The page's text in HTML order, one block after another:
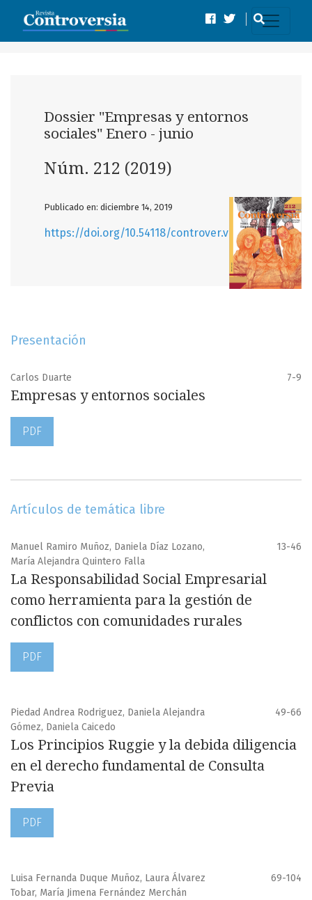
Núm. 212 (2019): Dossier "Empresas y entornos sociales"
Dossier "Empresas y entornos
sociales" Enero - junio
Núm. 212 (2019)
Publicado en: diciembre 14, 2019
https://doi.org/10.54118/controver.vi212
Presentación
Carlos Duarte 7-9
Empresas y entornos sociales
PDF
Artículos de temática libre
Manuel Ramiro Muñoz, Daniela Díaz Lozano,
María Alejandra Quintero Falla
13-46
La Responsabilidad Social Empresarial
como herramienta para la gestión de
conflictos con comunidades rurales
PDF
Piedad Andrea Rodriguez, Daniela Alejandra
Gómez, Daniela Caicedo
49-66
Los Principios Ruggie y la debida diligencia
en el derecho fundamental de Consulta
Previa
PDF
Luisa Fernanda Duque Muñoz, Laura Álvarez
Tobar, María Jimena Fernández Merchán
69-104